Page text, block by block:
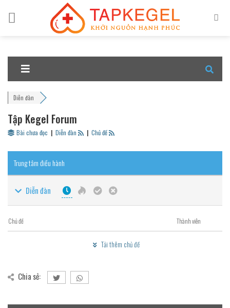
Diễn đàn
Tập Kegel Forum
Bài chưa đọc | Diễn đàn | Chủ đề
Trung tâm điều hành
Diễn đàn
Chủ đề Thành viên
Tải thêm chủ đề
Chia sẻ: